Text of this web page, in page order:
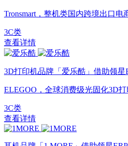
Tronsmart，整机类国内跨境出口电
3C类
查看详情
3D打印机品牌「爱乐酷」借助领星
ELEGOO，全球消费级光固化3D打
3C类
查看详情